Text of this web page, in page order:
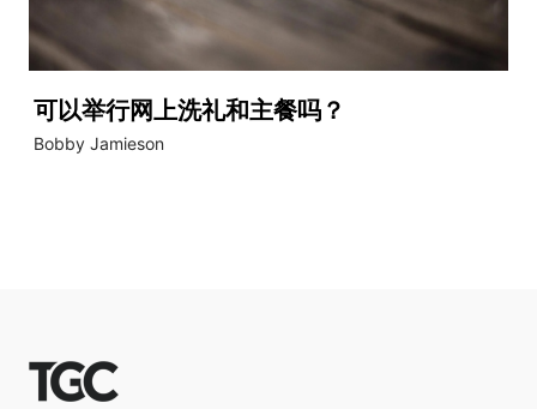
可以举行网上洗礼和主餐吗？
Bobby Jamieson